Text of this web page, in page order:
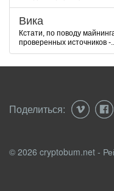
Вика
Кстати, по поводу
проверенных источников -
Поделиться:
© 2026 cryptobum.net -